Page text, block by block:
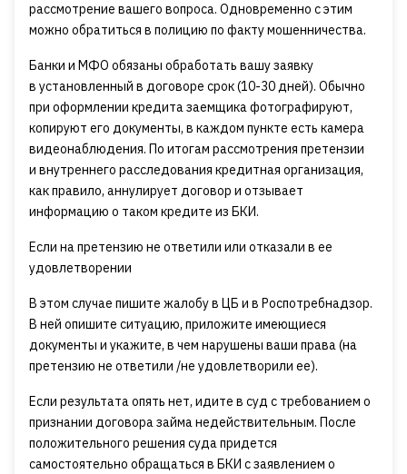
рассмотрение вашего вопроса. Одновременно с этим
можно обратиться в полицию по факту мошенничества.
Банки и МФО обязаны обработать вашу заявку
в установленный в договоре срок (10-30 дней). Обычно
при оформлении кредита заемщика фотографируют,
копируют его документы, в каждом пункте есть камера
видеонаблюдения. По итогам рассмотрения претензии
и внутреннего расследования кредитная организация,
как правило, аннулирует договор и отзывает
информацию о таком кредите из БКИ.
Если на претензию не ответили или отказали в ее
удовлетворении
В этом случае пишите жалобу в ЦБ и в Роспотребнадзор.
В ней опишите ситуацию, приложите имеющиеся
документы и укажите, в чем нарушены ваши права (на
претензию не ответили /не удовлетворили ее).
Если результата опять нет, идите в суд с требованием о
признании договора займа недействительным. После
положительного решения суда придется
самостоятельно обращаться в БКИ с заявлением о